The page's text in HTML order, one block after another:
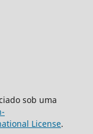
sob uma
License.